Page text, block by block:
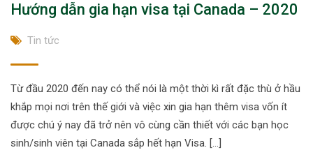
Hướng dẫn gia hạn visa tại Canada – 2020
Tin tức
Từ đầu 2020 đến nay có thể nói là một thời kì rất đặc thù ở hầu
khắp mọi nơi trên thế giới và việc xin gia hạn thêm visa vốn ít
được chú ý nay đã trở nên vô cùng cần thiết với các bạn học
sinh/sinh viên tại Canada sắp hết hạn Visa. […]